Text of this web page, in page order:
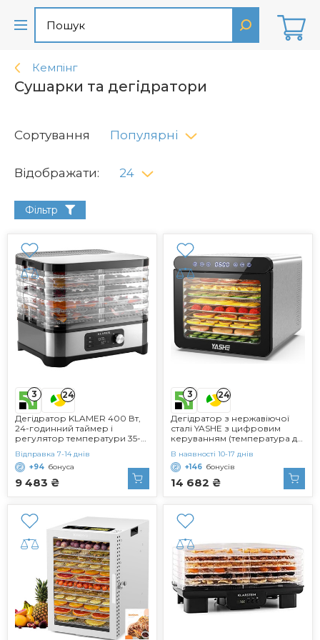
Кемпінг
Сушарки та дегідратори
Сортування Популярні
Відображати: 24
Фільтр
3 24
Дегідратор KLAMER 400 Вт,
24-годинний таймер і
регулятор температури 35-
регулюються по висоті,
сушарка з облицюванням з
нержавіючої сталі, без BPA
9 483 ₴
Відправка 7-14 днів
+94 бонуса
3 24
Дегідратор з нержавіючої
сталі YASHE з цифровим
керуванням (температура до
дегідратор на 9 лотків для
фруктів та овочів, задній
вентилятор для циркуляції
повітря на 360, 800 Вт
14 682 ₴
В наявності 10-17 днів
+146 бонусів